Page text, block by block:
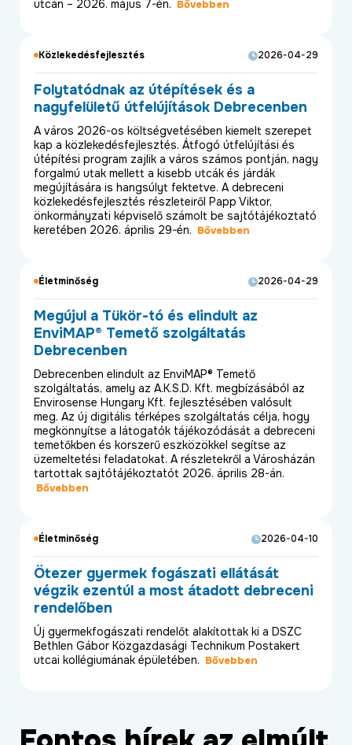
utcán – 2026. május 7-én. Bővebben
Közlekedésfejlesztés 2026-04-29
Folytatódnak az útépítések és a
nagyfelületű útfelújítások Debrecenben
A város 2026-os költségvetésében kiemelt szerepet
kap a közlekedésfejlesztés. Átfogó útfelújítási és
útépítési program zajlik a város számos pontján, nagy
forgalmú utak mellett a kisebb utcák és járdák
megújítására is hangsúlyt fektetve. A debreceni
közlekedésfejlesztés részleteiről Papp Viktor,
önkormányzati képviselő számolt be sajtótájékoztató
keretében 2026. április 29-én. Bővebben
Életminőség 2026-04-29
Megújul a Tükör-tó és elindult az
EnviMAP® Temető szolgáltatás
Debrecenben
Debrecenben elindult az EnviMAP® Temető
szolgáltatás, amely az A.K.S.D. Kft. megbízásából az
Envirosense Hungary Kft. fejlesztésében valósult
meg. Az új digitális térképes szolgáltatás célja, hogy
megkönnyítse a látogatók tájékozódását a debreceni
temetőkben és korszerű eszközökkel segítse az
üzemeltetési feladatokat. A részletekről a Városházán
tartottak sajtótájékoztatót 2026. április 28-án.
Bővebben
Életminőség 2026-04-10
Ötezer gyermek fogászati ellátását
végzik ezentúl a most átadott debreceni
rendelőben
Új gyermekfogászati rendelőt alakítottak ki a DSZC
Bethlen Gábor Közgazdasági Technikum Postakert
utcai kollégiumának épületében. Bővebben